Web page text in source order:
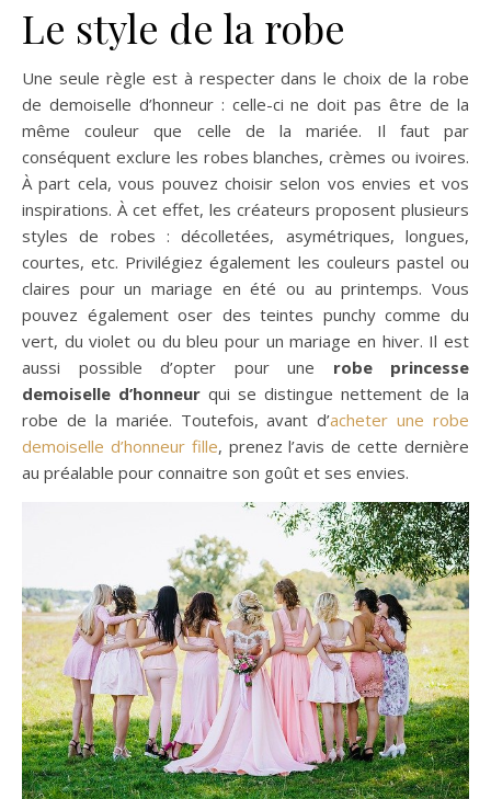
Le style de la robe
Une seule règle est à respecter dans le choix de la robe
de demoiselle d’honneur : celle-ci ne doit pas être de la
même couleur que celle de la mariée. Il faut par
conséquent exclure les robes blanches, crèmes ou ivoires.
À part cela, vous pouvez choisir selon vos envies et vos
inspirations. À cet effet, les créateurs proposent plusieurs
styles de robes : décolletées, asymétriques, longues,
courtes, etc. Privilégiez également les couleurs pastel ou
claires pour un mariage en été ou au printemps. Vous
pouvez également oser des teintes punchy comme du
vert, du violet ou du bleu pour un mariage en hiver. Il est
aussi possible d’opter pour une robe princesse
demoiselle d’honneur qui se distingue nettement de la
robe de la mariée. Toutefois, avant d’acheter une robe
demoiselle d’honneur fille, prenez l’avis de cette dernière
au préalable pour connaitre son goût et ses envies.